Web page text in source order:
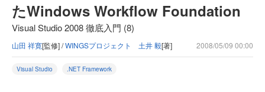
たWindows Workflow Foundation
Visual Studio 2008 徹底入門 (8)
山田 祥寛[監修] /WINGSプロジェクト 土井 毅[著] 2008/05/09 00:00
Visual Studio .NET Framework